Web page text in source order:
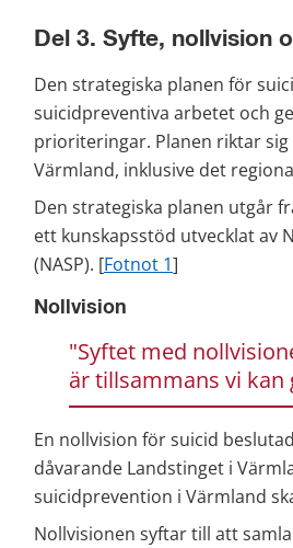
Del 3. Syfte, nollvision
Den strategiska planen för
suicidpreventiva arbetet och
prioriteringar. Planen riktar
Värmland, inklusive det
Den strategiska planen utgår
ett kunskapsstöd utvecklat av
(NASP). [Fotnot 1]
Nollvision
"Syftet med
är tillsammans vi kan
En nollvision för suicid
dåvarande Landstinget i
suicidprevention i Värmland
Nollvisionen syftar till att